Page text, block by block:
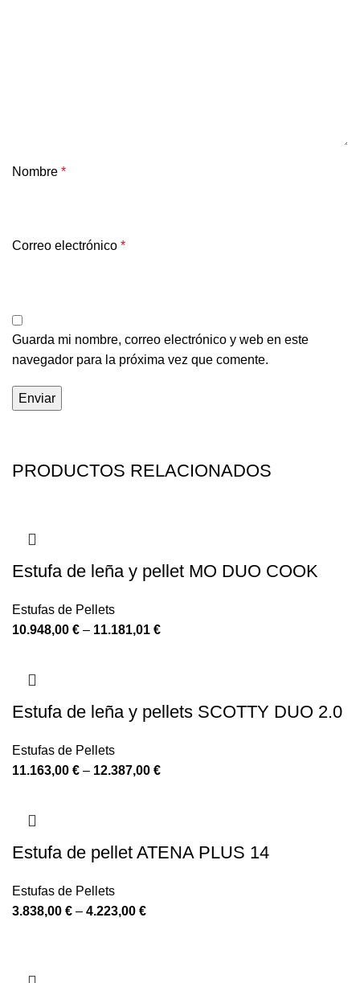
Nombre *
Correo electrónico *
Guarda mi nombre, correo electrónico y web en este
navegador para la próxima vez que comente.
PRODUCTOS RELACIONADOS
Estufa de leña y pellet MO DUO COOK
Estufas de Pellets
10.948,00 € – 11.181,01 €
Estufa de leña y pellets SCOTTY DUO 2.0
Estufas de Pellets
11.163,00 € – 12.387,00 €
Estufa de pellet ATENA PLUS 14
Estufas de Pellets
3.838,00 € – 4.223,00 €